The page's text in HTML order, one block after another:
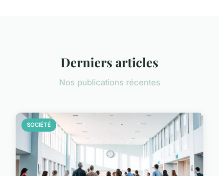
Derniers articles
Nos publications récentes
SOCIÉTÉ